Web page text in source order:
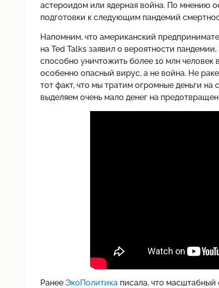
астероидом или ядерная война. По мнению
подготовки к следующим пандемий
Напомним, что американский
на Ted Talks заявил о вероятности
способно уничтожить более 10 млн человек
особенно опасный вирус, а не война. Не
тот факт, что мы тратим огромные деньги
выделяем очень мало денег на
Ранее ЭкоПолитикаписала, что